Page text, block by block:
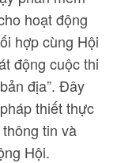
hoạt động
hợp cùng Hội
động cuộc thi
địa”. Đây
thiết thực
tin và
Hội.